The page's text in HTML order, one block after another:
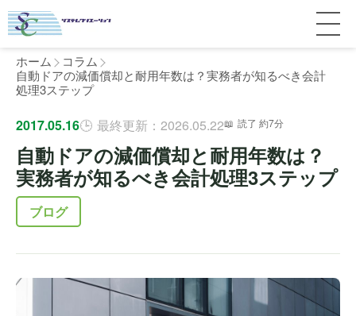
サービス紹介
料金
補助金
個人宅
マンション
ホテル
全国対応について
神奈川
施工事例
お客様の声
ホーム
コラム
自動ドアの減価償却と耐用年数は？実務者が知るべき会計
処理3ステップ
2017.05.16 最終更新：2026.05.22 読了 約7分
自動ドアの減価償却と耐用年数は？
実務者が知るべき会計処理3ステップ
ブログ